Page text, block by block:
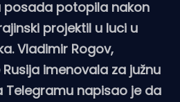
posada potopila nakon
projektil u luci u
Vladimir Rogov,
imenovala za južnu
Telegramu napisao je da